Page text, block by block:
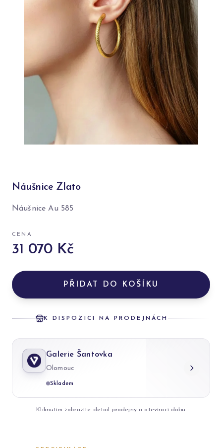
Náušnice Zlato
Náušnice Au 585
CENA
31 070 Kč
PŘIDAT DO KOŠÍKU
K DISPOZICI NA PRODEJNÁCH
Galerie Šantovka
Olomouc
Skladem
Kliknutím zobrazíte detail prodejny a otevírací dobu